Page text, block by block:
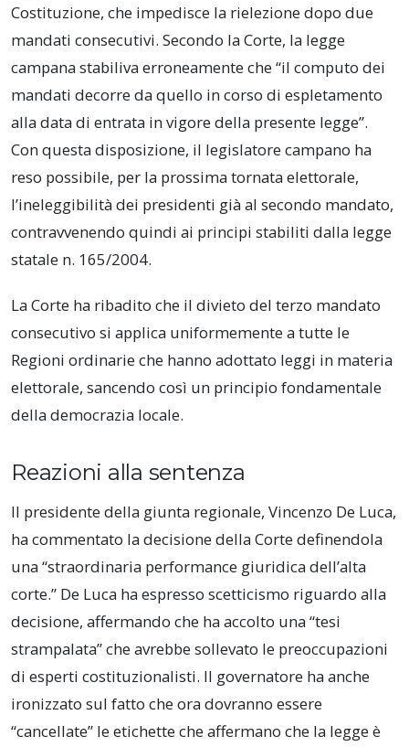
Costituzione, che impedisce la rielezione dopo due
mandati consecutivi. Secondo la Corte, la legge
campana stabiliva erroneamente che “il computo dei
mandati decorre da quello in corso di espletamento
alla data di entrata in vigore della presente legge”.
Con questa disposizione, il legislatore campano ha
reso possibile, per la prossima tornata elettorale,
l’ineleggibilità dei presidenti già al secondo mandato,
contravvenendo quindi ai principi stabiliti dalla legge
statale n. 165/2004.
La Corte ha ribadito che il divieto del terzo mandato
consecutivo si applica uniformemente a tutte le
Regioni ordinarie che hanno adottato leggi in materia
elettorale, sancendo così un principio fondamentale
della democrazia locale.
Reazioni alla sentenza
Il presidente della giunta regionale, Vincenzo De Luca,
ha commentato la decisione della Corte definendola
una “straordinaria performance giuridica dell’alta
corte.” De Luca ha espresso scetticismo riguardo alla
decisione, affermando che ha accolto una “tesi
strampalata” che avrebbe sollevato le preoccupazioni
di esperti costituzionalisti. Il governatore ha anche
ironizzato sul fatto che ora dovranno essere
“cancellate” le etichette che affermano che la legge è